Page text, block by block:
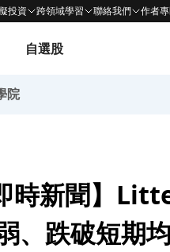
投資 跨領域學習 聯絡我們 作者
自選股
院
時新聞】
、跌破短期